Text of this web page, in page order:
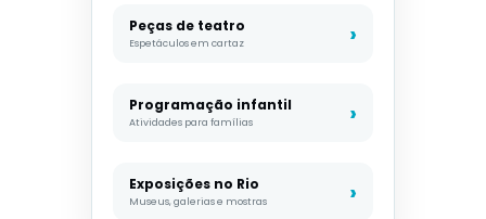
Peças de teatro
Espetáculos em cartaz
Programação infantil
Atividades para famílias
Exposições no Rio
Museus, galerias e mostras